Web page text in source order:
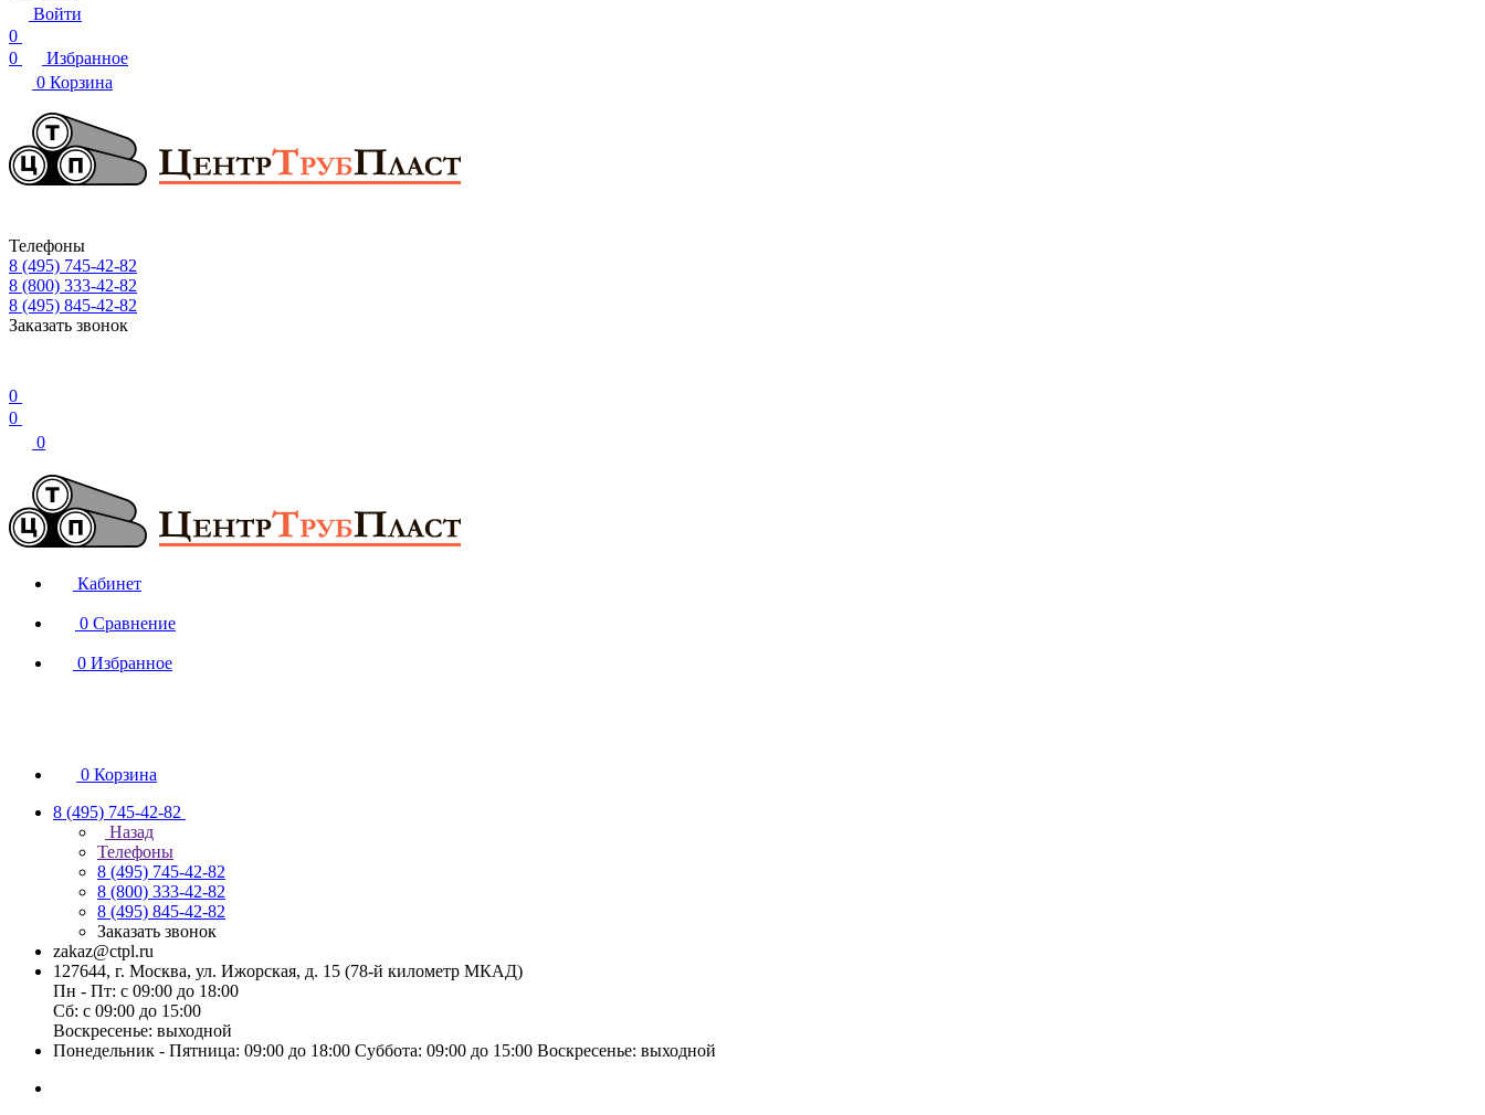
Войти
0
0
Избранное
0 Корзина
Телефоны
8 (495) 745-42-82
8 (800) 333-42-82
8 (495) 845-42-82
Заказать звонок
0
0
0
Кабинет
0 Сравнение
0 Избранное
0 Корзина
8 (495) 745-42-82
Назад
Телефоны
8 (495) 745-42-82
8 (800) 333-42-82
8 (495) 845-42-82
Заказать звонок
zakaz@ctpl.ru
127644, г. Москва, ул. Ижорская, д. 15 (78-й километр МКАД)
Пн - Пт: с 09:00 до 18:00
Сб: с 09:00 до 15:00
Воскресенье: выходной
Понедельник - Пятница: 09:00 до 18:00 Суббота: 09:00 до 15:00 Воскресенье: выходной